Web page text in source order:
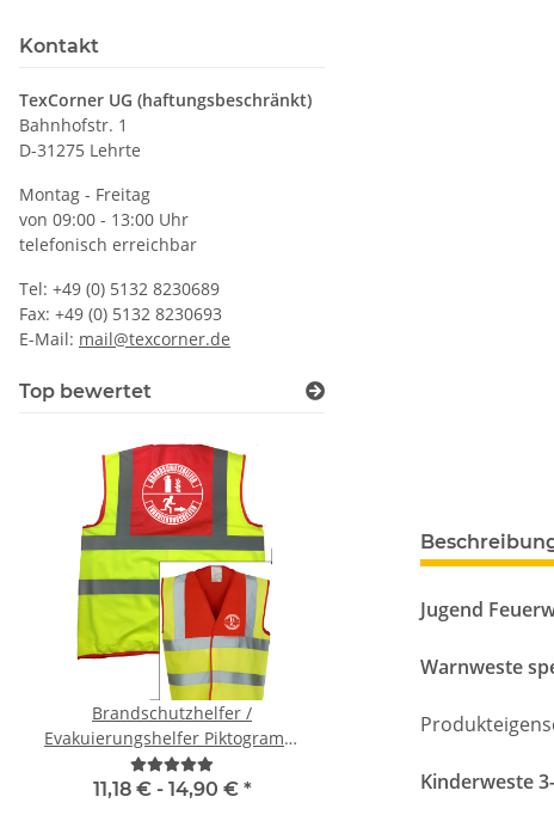
Jugend
Warnweste
Kinderweste
Kontakt
TexCorner UG (haftungsbeschränkt)
Bahnhofstr. 1
D-31275 Lehrte
Montag - Freitag
von 09:00 - 13:00 Uhr
telefonisch erreichbar
Tel: +49 (0) 5132 8230689
Fax: +49 (0) 5132 8230693
E-Mail: mail@texcorner.de
Top bewertet
Brandschutzhelfer /
Evakuierungshelfer Piktogramm
Weste rot/gelb S-3XL
11,18 € - 14,90 € *
Geburtstags Warnweste
Gästebuch - 18. Geburtstag -
11,99 € - 14,99 €